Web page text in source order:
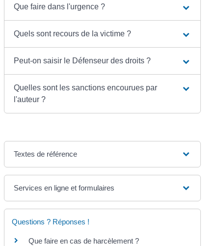
Que faire dans l'urgence ?
Quels sont recours de la victime ?
Peut-on saisir le Défenseur des droits ?
Quelles sont les sanctions encourues par
l'auteur ?
Textes de référence
Services en ligne et formulaires
Questions ? Réponses !
Que faire en cas de harcèlement ?